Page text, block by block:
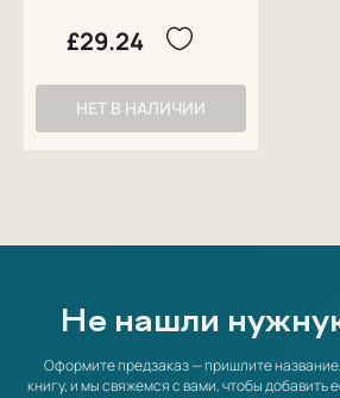
£29.24
НЕТ В НАЛИЧИИ
Не нашли
Оформите предзаказ — пришлите
книгу, и мы свяжемся с вами, чтобы добавить